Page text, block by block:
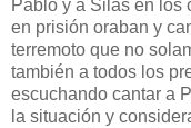
Pablo y a Silas en los
en prisión oraban y
terremoto que no
también a todos los
escuchando cantar a
la situación y